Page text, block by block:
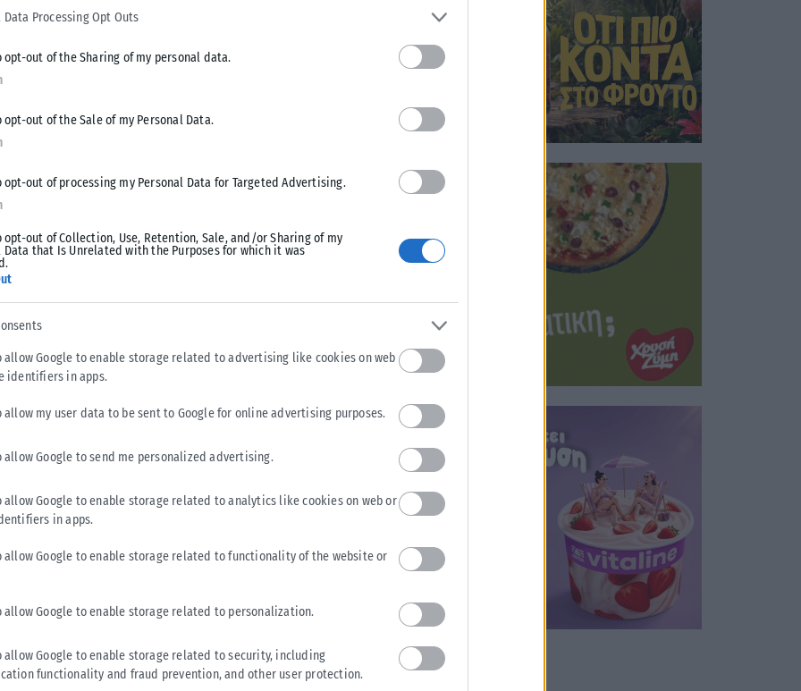
Data Processing Opt Outs
opt-out of the Sharing of my personal data.
opt-out of the Sale of my Personal Data.
opt-out of processing my Personal Data for Targeted Advertising.
opt-out of Collection, Use, Retention, Sale, and/or Sharing of my
Data that Is Unrelated with the Purposes for which it was
allow Google to enable storage related to advertising like cookies on web
identifiers in apps.
allow my user data to be sent to Google for online advertising purposes.
allow Google to send me personalized advertising.
allow Google to enable storage related to analytics like cookies on web or
in apps.
allow Google to enable storage related to functionality of the website or
allow Google to enable storage related to personalization.
allow Google to enable storage related to security, including
functionality and fraud prevention, and other user protection.
LIFESTYLE
Χαλκιδική: Γιόγκα και φιλοζωία στην πρώτη συνεδρία
χαλάρωση και τη φιλοζωική προσφορά έρχεται για πρώτη
φορά στη Χαλκιδική. Την...